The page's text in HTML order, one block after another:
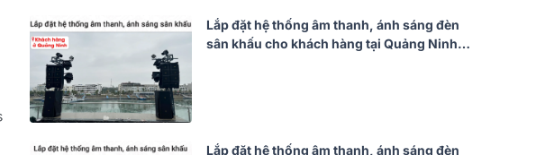
Lắp đặt hệ thống âm thanh, ánh sáng đèn
sân khấu cho khách hàng tại Quảng Ninh
Lắp đặt hệ thống âm thanh, ánh sáng đèn